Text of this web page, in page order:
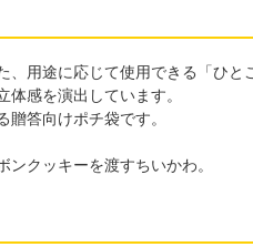
用途に応じて使用できる「ひと
感を演出しています。
答向けポチ袋です。
ンクッキーを渡すちいかわ。